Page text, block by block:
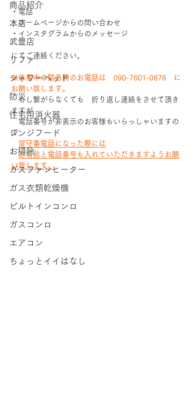
商品紹介
本店
武豊店
リファ
シャワーヘッド
防災
住宅用消火器
レンジフード
お掃除
ガスファンヒーター
ガス衣類乾燥機
ビルトインコンロ
ガスコンロ
エアコン
ちょっとイイはなし
・電話
・ホームページからの問い合わせ
・インスタグラムからのメッセージ
にてご連絡ください。
※休業中の緊急時のお電話は　090-7601-0876　に
お願い致します。
もし繋がらなくても　折り返し連絡をさせて頂き
ますが
電話番号が非表示のお客様もいらっしゃいますの
で
留守番電話になった際には
お名前と電話番号も入れていただきますようお願
い致します。